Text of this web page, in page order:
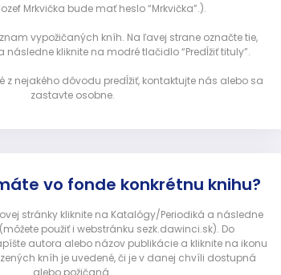
Mrkvička bude mať heslo “Mrkvička”.).
vypožičaných kníh. Na ľavej strane označte tie,
následne kliknite na modré tlačidlo “Predĺžiť tituly”.
z nejakého dôvodu predĺžiť, kontaktujte nás alebo sa
zastavte osobne.
vo fonde konkrétnu knihu?
stránky kliknite na Katalógy/Periodiká a následne
použiť i webstránku sezk.dawinci.sk). Do
autora alebo názov publikácie a kliknite na ikonu
kníh je uvedené, či je v danej chvíli dostupná
alebo požičaná.